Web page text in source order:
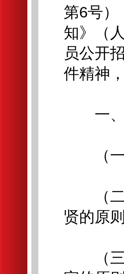
第6号）
知》（
员公开
件精神
一、
（一
（二
贤的原则
（三